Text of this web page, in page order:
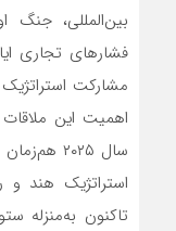
بین‌المللی، جنگ
فشارهای تجاری
مشارکت استراتژیک
اهمیت این
سال ۲۰۲۵
تاکنون به‌منزله